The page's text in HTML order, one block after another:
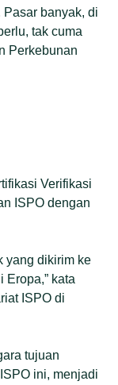
Pasar banyak, di
tak cuma
Perkebunan
Verifikasi
ISPO dengan
yang dikirim ke
Eropa,” kata
ISPO di
tujuan
ini, menjadi